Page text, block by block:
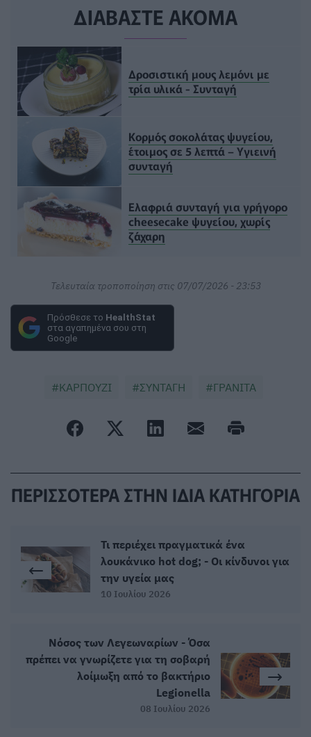
ΔΙΑΒΑΣΤΕ ΑΚΟΜΑ
Δροσιστική μους λεμόνι με
τρία υλικά - Συνταγή
Κορμός σοκολάτας ψυγείου,
έτοιμος σε 5 λεπτά – Υγιεινή
συνταγή
Ελαφριά συνταγή για γρήγορο
cheesecake ψυγείου, χωρίς
ζάχαρη
Τελευταία τροποποίηση στις 07/07/2026 - 23:53
Πρόσθεσε το HealthStat
στα αγαπημένα σου στη
Google
ΚΑΡΠΟΥΖΙ ΣΥΝΤΑΓΗ ΓΡΑΝΙΤΑ
ΠΕΡΙΣΣΟΤΕΡΑ ΣΤΗΝ ΙΔΙΑ ΚΑΤΗΓΟΡΙΑ
Τι περιέχει πραγματικά ένα
λουκάνικο hot dog; - Οι κίνδυνοι για
την υγεία μας
10 Ιουλίου 2026
Νόσος των Λεγεωναρίων - Όσα
πρέπει να γνωρίζετε για τη σοβαρή
λοίμωξη από το βακτήριο
Legionella
08 Ιουλίου 2026